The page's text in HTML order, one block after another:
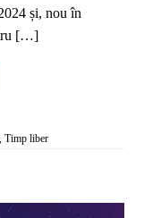
și, nou în
[…]
,Timp liber